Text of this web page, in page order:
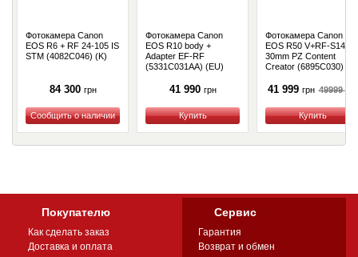
Фотокамера Canon
EOS R6 + RF 24-105 IS
STM (4082C046) (K)
84 300 грн
Купить
Фотокамера Canon
EOS R10 body +
Adapter EF-RF
(5331C031AA) (EU)
41 990 грн
Купить
Фотокамера Canon
EOS R50 V+RF-S14-
30mm PZ Content
Creator (6895C030)
41 999 грн 49999грн
Купить
Покупателю
Как сделать заказ
Доставка и оплата
Сервис
Гарантия
Возврат и обмен